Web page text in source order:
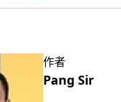
作者
Pang Sir